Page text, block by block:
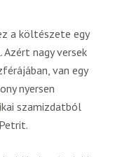
a költészete egy
nagy versek
van egy
nyersen
szamizdatból